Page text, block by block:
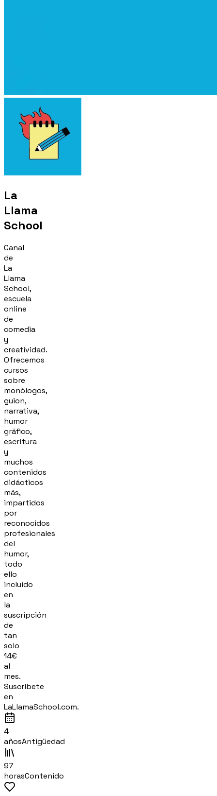
La
Llama
School
Canal
de
La
Llama
School,
escuela
online
de
comedia
y
creatividad.
Ofrecemos
cursos
sobre
monólogos,
guion,
narrativa,
humor
gráfico,
escritura
y
muchos
contenidos
didácticos
más,
impartidos
por
reconocidos
profesionales
del
humor,
todo
ello
incluido
en
la
suscripción
de
tan
solo
14€
al
mes.
Suscríbete
en
LaLlamaSchool.com.
4
añosAntigüedad
97
horasContenido